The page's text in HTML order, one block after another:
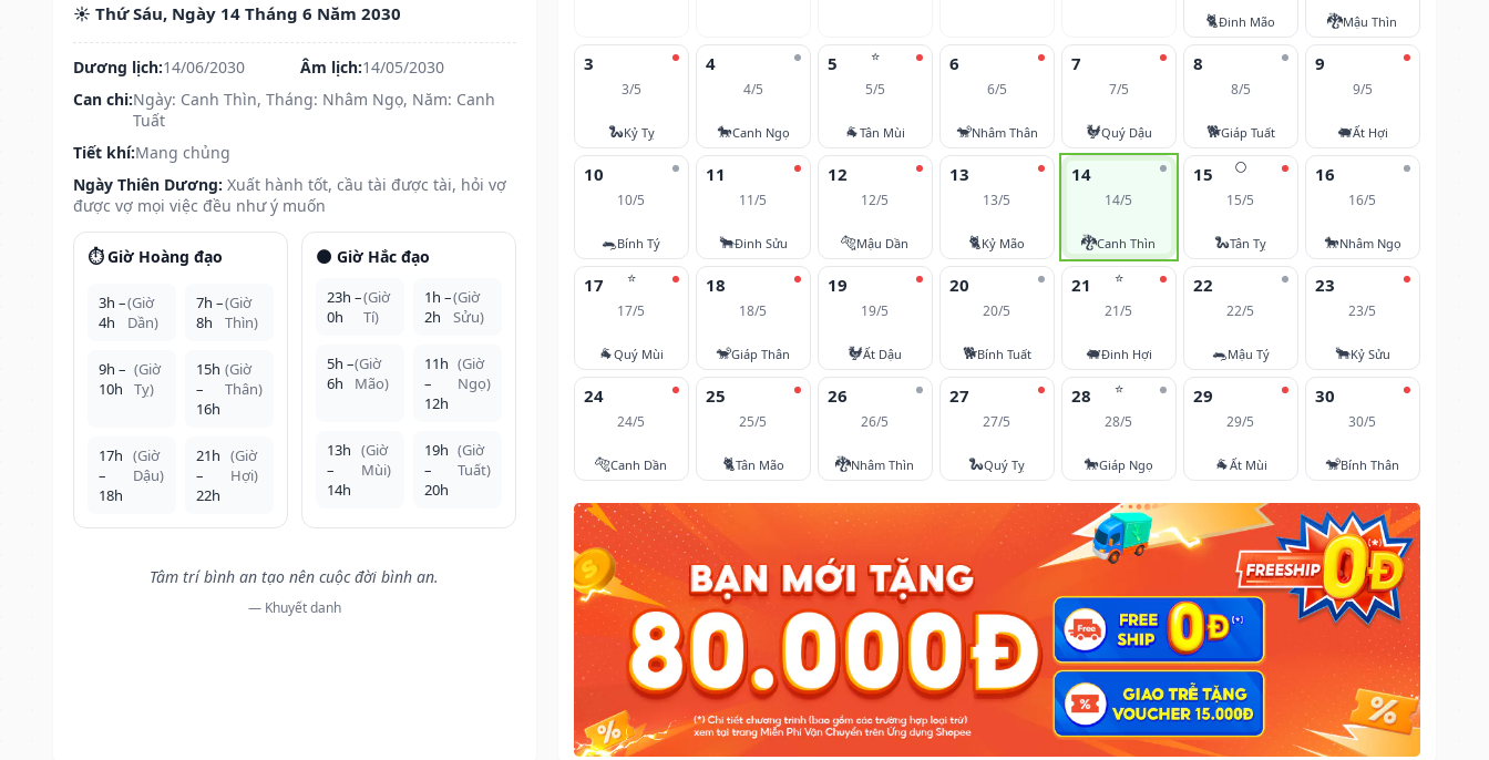
☀️ Thứ Sáu, Ngày 14 Tháng 6 Năm 2030
Dương lịch:14/06/2030 Âm lịch:14/05/2030
Can chi:Ngày: Canh Thìn, Tháng: Nhâm Ngọ, Năm: Canh
Tuất
Tiết khí:Mang chủng
Ngày Thiên Dương: Xuất hành tốt, cầu tài được tài, hỏi vợ
được vợ mọi việc đều như ý muốn
⏱️ Giờ Hoàng đạo
3h –
4h
(Giờ
Dần)
7h –
8h
(Giờ
Thìn)
9h –
10h
(Giờ
Tỵ)
15h
–
16h
(Giờ
Thân)
17h
–
18h
(Giờ
Dậu)
21h
–
22h
(Giờ
Hợi)
🌑 Giờ Hắc đạo
23h –
0h
(Giờ
Tí)
1h –
2h
(Giờ
Sửu)
5h –
6h
(Giờ
Mão)
11h
–
12h
(Giờ
Ngọ)
13h
–
14h
(Giờ
Mùi)
19h
–
20h
(Giờ
Tuất)
Tâm trí bình an tạo nên cuộc đời bình an.
— Khuyết danh
🐈Đinh Mão 🐉Mậu Thìn
3
3/5
🐍Kỷ Tỵ
4
4/5
🐎Canh Ngọ
⭐
5
5/5
🐐Tân Mùi
6
6/5
🐒Nhâm Thân
7
7/5
🐓Quý Dậu
8
8/5
🐕Giáp Tuất
9
9/5
🐖Ất Hợi
10
10/5
🐀Bính Tý
11
11/5
🐂Đinh Sửu
12
12/5
🐅Mậu Dần
13
13/5
🐈Kỷ Mão
14
14/5
🐉Canh Thìn
🌕
15
15/5
🐍Tân Tỵ
16
16/5
🐎Nhâm Ngọ
⭐
17
17/5
🐐Quý Mùi
18
18/5
🐒Giáp Thân
19
19/5
🐓Ất Dậu
20
20/5
🐕Bính Tuất
⭐
21
21/5
🐖Đinh Hợi
22
22/5
🐀Mậu Tý
23
23/5
🐂Kỷ Sửu
24
24/5
🐅Canh Dần
25
25/5
🐈Tân Mão
26
26/5
🐉Nhâm Thìn
27
27/5
🐍Quý Tỵ
⭐
28
28/5
🐎Giáp Ngọ
29
29/5
🐐Ất Mùi
30
30/5
🐒Bính Thân